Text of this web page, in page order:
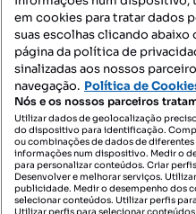
Mapa do Site
Contacte-nos
em cookies para tratar dados
suas escolhas clicando
página da política de
sinalizadas aos nossos
navegação. Política de
Nós e os nossos parceiros
Utilizar dados de geolocalização
do dispositivo para identificação.
ou combinações de dados de
informações num dispositivo. Medir o
para personalizar conteúdos. Criar
Desenvolver e melhorar serviços.
publicidade. Medir o desempenho dos
selecionar conteúdos. Utilizar perfis